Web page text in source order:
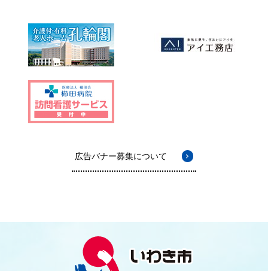
広告バナー募集について